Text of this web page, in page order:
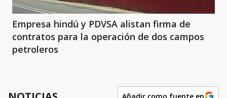
Empresa hindú y PDVSA alistan firma de
contratos para la operación de dos campos
petroleros
Añadir como fuente en